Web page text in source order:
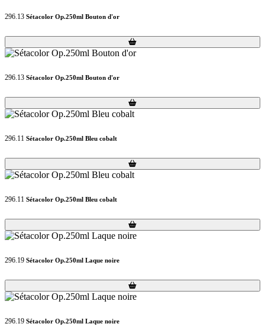
296.13 Sétacolor Op.250ml Bouton d'or
Loading...
Loading...
296.13 Sétacolor Op.250ml Bouton d'or
Loading...
Loading...
296.11 Sétacolor Op.250ml Bleu cobalt
Loading...
Loading...
296.11 Sétacolor Op.250ml Bleu cobalt
Loading...
Loading...
296.19 Sétacolor Op.250ml Laque noire
Loading...
Loading...
296.19 Sétacolor Op.250ml Laque noire